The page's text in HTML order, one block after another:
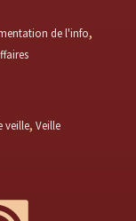
de l'info
veille Veille